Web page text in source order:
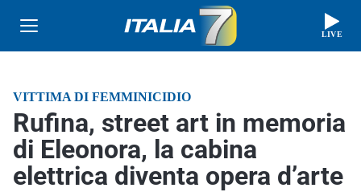
LIVE
VITTIMA DI FEMMINICIDIO
Rufina, street art in memoria
di Eleonora, la cabina
elettrica diventa opera d’arte